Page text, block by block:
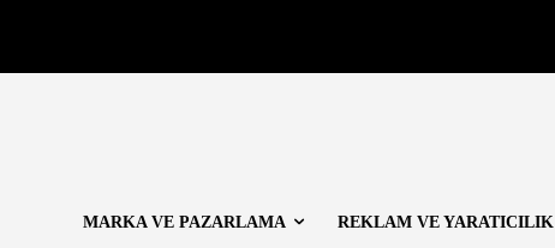
MARKA VE PAZARLAMA REKLAM VE YARATICILIK